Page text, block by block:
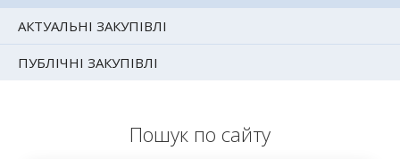
АКТУАЛЬНІ ЗАКУПІВЛІ
ПУБЛІЧНІ ЗАКУПІВЛІ
Пошук по сайту